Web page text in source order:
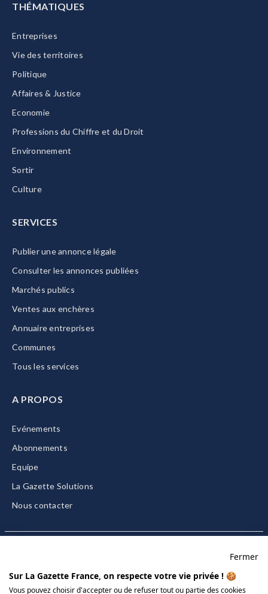
THÉMATIQUES
Entreprises
Vie des territoires
Politique
Affaires & Justice
Economie
Professions du Chiffre et du Droit
Environnement
Sortir
Culture
SERVICES
Publier une annonce légale
Consulter les annonces publiées
Marchés publics
Ventes aux enchères
Annuaire entreprises
Communes
Tous les services
A PROPOS
Evénements
Abonnements
Equipe
La Gazette Solutions
Nous contacter
CGU/CGV
Fermer
Sur La Gazette France, on respecte votre vie privée ! 🍪
Vous pouvez choisir d'accepter ou de refuser tout ou partie des cookies